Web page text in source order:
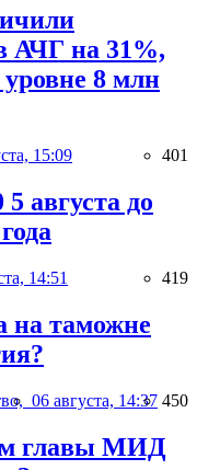
АЧГ на 31%,
8 млн
15:09 401
августа до
14:51 419
на таможне
06 августа, 14:37 450
главы МИД